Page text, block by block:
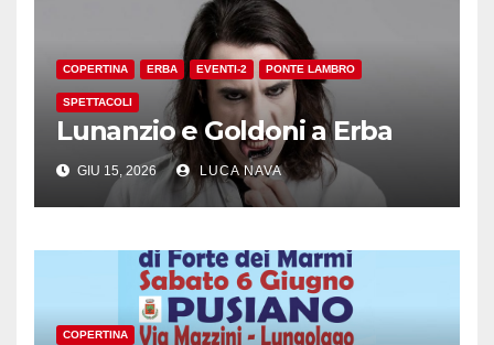
COPERTINA ERBA EVENTI-2 PONTE LAMBRO
SPETTACOLI
Lunanzio e Goldoni a Erba
GIU 15, 2026 LUCA NAVA
COPERTINA